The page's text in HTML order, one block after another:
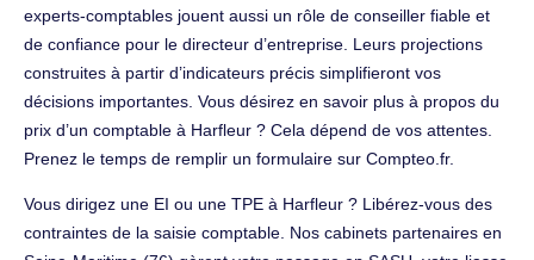
experts-comptables jouent aussi un rôle de conseiller fiable et
de confiance pour le directeur d’entreprise. Leurs projections
construites à partir d’indicateurs précis simplifieront vos
décisions importantes. Vous désirez en savoir plus à propos du
prix d’un comptable à Harfleur ? Cela dépend de vos attentes.
Prenez le temps de remplir un formulaire sur Compteo.fr.
Vous dirigez une EI ou une TPE à Harfleur ? Libérez-vous des
contraintes de la saisie comptable. Nos cabinets partenaires en